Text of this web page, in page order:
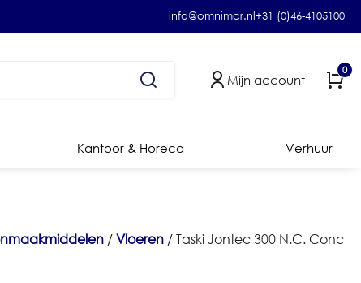
info@omnimar.nl+31 (0)46-4105100
Mijn account
0
Kantoor & Horeca Verhuur
/Vloeren / Taski Jontec 300 N.C. Conc